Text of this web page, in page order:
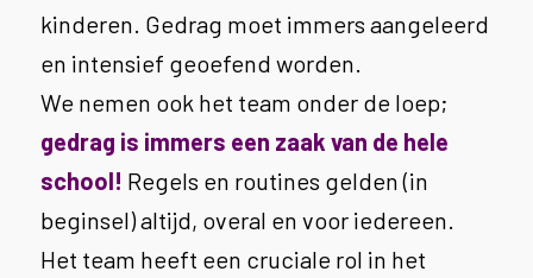
kinderen. Gedrag moet immers aangeleerd
en intensief geoefend worden.
We nemen ook het team onder de loep;
gedrag is immers een zaak van de hele
school! Regels en routines gelden (in
beginsel) altijd, overal en voor iedereen.
Het team heeft een cruciale rol in het